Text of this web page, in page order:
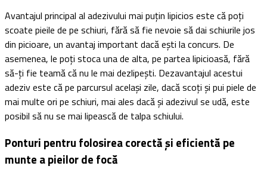
Avantajul principal al adezivului mai puțin lipicios este că poți
scoate pieile de pe schiuri, fără să fie nevoie să dai schiurile jos
din picioare, un avantaj important dacă ești la concurs. De
asemenea, le poți stoca una de alta, pe partea lipicioasă, fără
să-ți fie teamă că nu le mai dezlipești. Dezavantajul acestui
adeziv este că pe parcursul același zile, dacă scoți și pui piele de
mai multe ori pe schiuri, mai ales dacă și adezivul se udă, este
posibil să nu se mai lipească de talpa schiului.
Ponturi pentru folosirea corectă și eficientă pe
munte a pieilor de focă